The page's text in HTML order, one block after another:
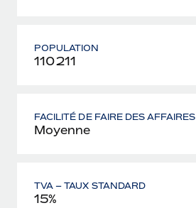
POPULATION
110 211
FACILITÉ DE FAIRE DES AFFAIRES
Moyenne
TVA – TAUX STANDARD
15%